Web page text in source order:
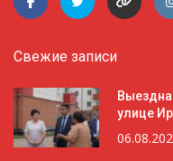
Свежие записи
улице